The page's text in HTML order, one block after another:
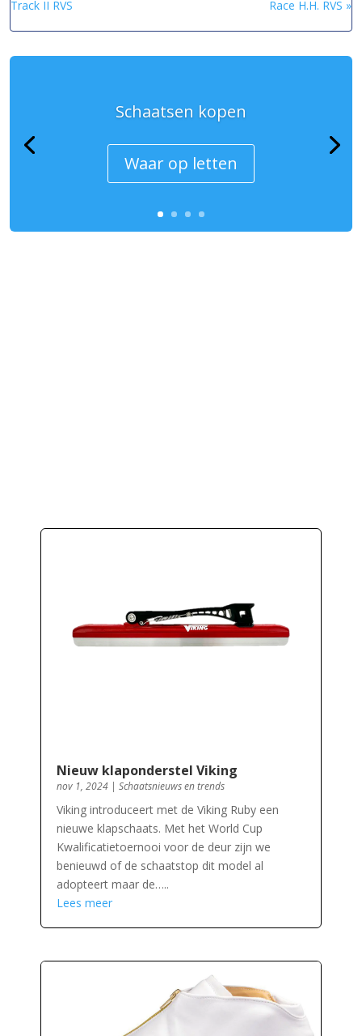
Track II RVS
Race H.H. RVS »
Schaatsen kopen
Waar op letten
Nieuw klaponderstel Viking
nov 1, 2024| Schaatsnieuws en trends
Viking introduceert met de Viking Ruby een
nieuwe klapschaats. Met het World Cup
Kwalificatietoernooi voor de deur zijn we
benieuwd of de schaatstop dit model al
adopteert maar de…..
Lees meer